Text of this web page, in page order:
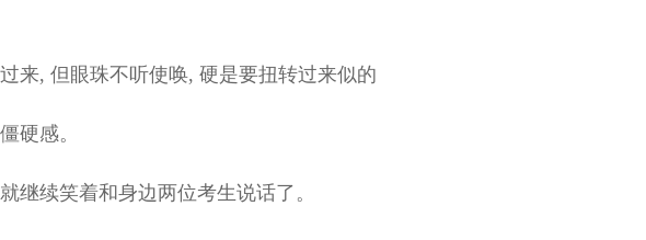
来, 但眼珠不听使唤, 硬是要扭转过来似的
硬感。
继续笑着和身边两位考生说话了。